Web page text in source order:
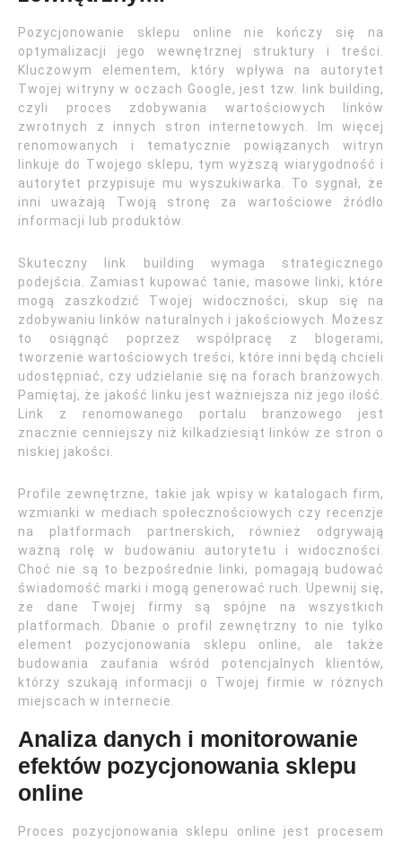
Pozycjonowanie sklepu online nie kończy się na
optymalizacji jego wewnętrznej struktury i treści.
Kluczowym elementem, który wpływa na autorytet
Twojej witryny w oczach Google, jest tzw. link building,
czyli proces zdobywania wartościowych linków
zwrotnych z innych stron internetowych. Im więcej
renomowanych i tematycznie powiązanych witryn
linkuje do Twojego sklepu, tym wyższą wiarygodność i
autorytet przypisuje mu wyszukiwarka. To sygnał, że
inni uważają Twoją stronę za wartościowe źródło
informacji lub produktów.
Skuteczny link building wymaga strategicznego
podejścia. Zamiast kupować tanie, masowe linki, które
mogą zaszkodzić Twojej widoczności, skup się na
zdobywaniu linków naturalnych i jakościowych. Możesz
to osiągnąć poprzez współpracę z blogerami,
tworzenie wartościowych treści, które inni będą chcieli
udostępniać, czy udzielanie się na forach branżowych.
Pamiętaj, że jakość linku jest ważniejsza niż jego ilość.
Link z renomowanego portalu branżowego jest
znacznie cenniejszy niż kilkadziesiąt linków ze stron o
niskiej jakości.
Profile zewnętrzne, takie jak wpisy w katalogach firm,
wzmianki w mediach społecznościowych czy recenzje
na platformach partnerskich, również odgrywają
ważną rolę w budowaniu autorytetu i widoczności.
Choć nie są to bezpośrednie linki, pomagają budować
świadomość marki i mogą generować ruch. Upewnij się,
że dane Twojej firmy są spójne na wszystkich
platformach. Dbanie o profil zewnętrzny to nie tylko
element pozycjonowania sklepu online, ale także
budowania zaufania wśród potencjalnych klientów,
którzy szukają informacji o Twojej firmie w różnych
miejscach w internecie.
Analiza danych i monitorowanie
efektów pozycjonowania sklepu
online
Proces pozycjonowania sklepu online jest procesem